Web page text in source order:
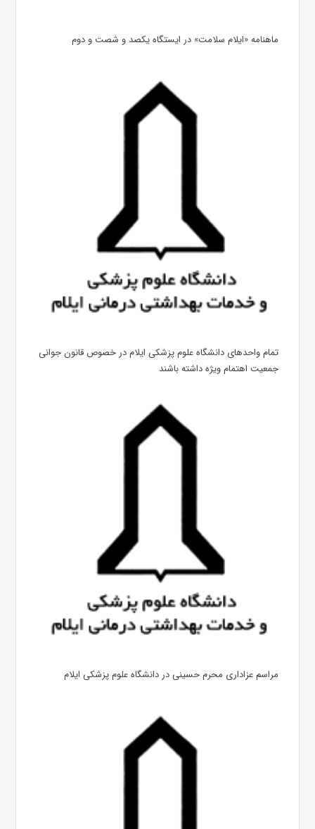
ماهنامه «ایلام سلامت» در ایستگاه یکصد و شصت و دوم
تمام واحدهای دانشگاه علوم پزشکی ایلام در خصوص قانون جوانی
جمعیت اهتمام ویژه داشته باشند
مراسم عزاداری محرم حسینی در دانشگاه علوم پزشکی ایلام